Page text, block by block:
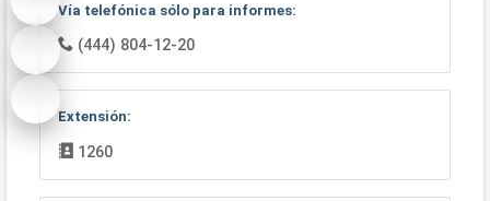
Vía telefónica sólo para informes:
(444) 804-12-20
Extensión:
1260